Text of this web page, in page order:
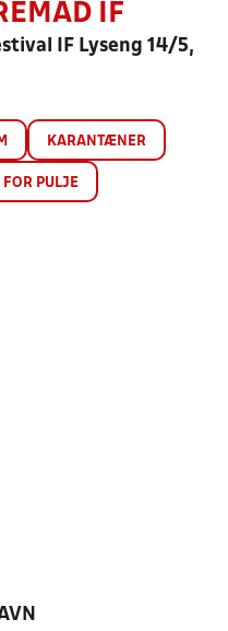
IF
IF Lyseng 14/5,
KARANTÆNER
FOR PULJE